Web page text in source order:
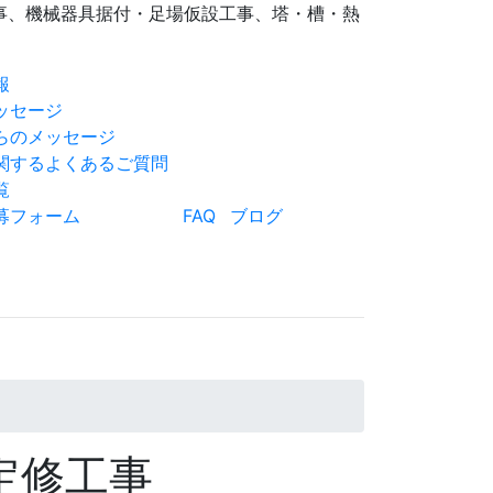
機械器具据付・足場仮設工事、塔・槽・熱
セージ
のメッセージ
するよくあるご質問
フォーム
FAQ
ブログ
修工事